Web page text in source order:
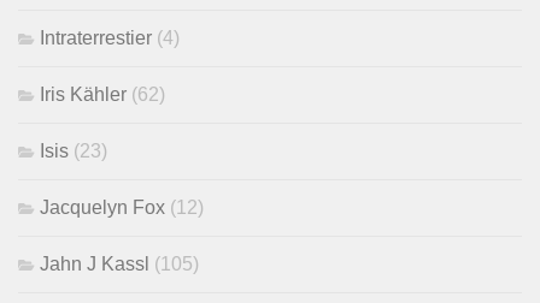
Intraterrestier (4)
Iris Kähler (62)
Isis (23)
Jacquelyn Fox (12)
Jahn J Kassl (105)